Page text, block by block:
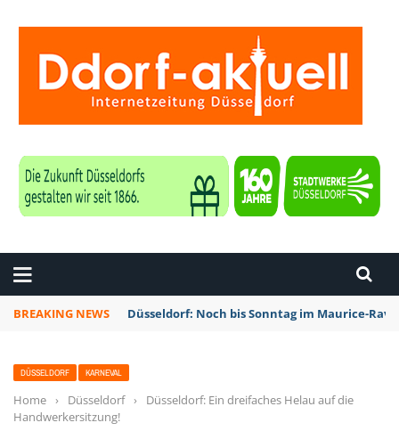
BREAKING NEWS Düsseldorf: Noch bis Sonntag im Maurice-
DÜSSELDORF KARNEVAL
Home › Düsseldorf ›
Düsseldorf: Ein dreifaches Helau auf die
Handwerkersitzung!